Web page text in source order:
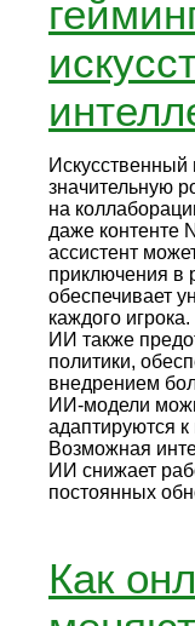
Искусственный
значительную
на
даже контенте
ассистент
приключения в
обеспечивает
каждого
ИИ также
политики,
внедрением
ИИ-модели
адаптируются
Возможная
ИИ снижает
постоянных
Как